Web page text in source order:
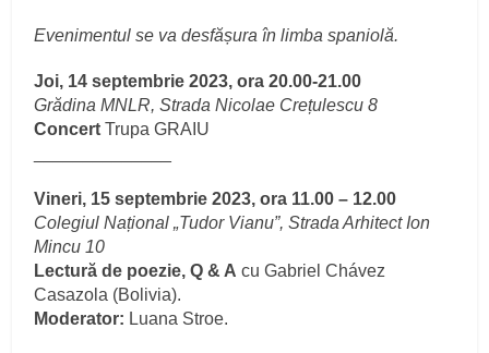
Evenimentul se va desfășura în limba spaniolă.
Joi, 14 septembrie 2023, ora 20.00-21.00
Grădina MNLR, Strada Nicolae Crețulescu 8
Concert Trupa GRAIU
Vineri, 15 septembrie 2023, ora 11.00 – 12.00
Colegiul Național „Tudor Vianu”, Strada Arhitect Ion
Mincu 10
Lectură de poezie, Q & A cu Gabriel Chávez
Casazola (Bolivia).
Moderator: Luana Stroe.